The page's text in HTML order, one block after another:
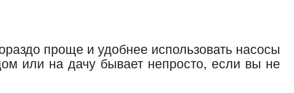
проще и удобнее использовать насосы
или на дачу бывает непросто, если вы не